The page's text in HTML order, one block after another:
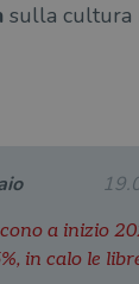
sulla cultura
a inizio
in calo le